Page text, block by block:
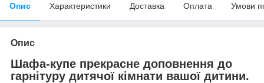
Опис Характеристики Доставка Оплата Умови
Опис
Шафа-купе прекрасне доповнення до
гарнітуру дитячої кімнати вашої дитини.